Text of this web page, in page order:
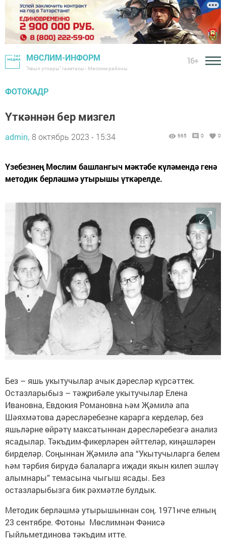
МӨСЛИМ-ИНФОРМ
"Авыл утлары" газетасы - Мөслим районы
16+
ФОТОКАДР
Үткәннән бер мизгел
admin, 8 октябрь 2023 - 15:34 665 0 0
Үзебезнең Мөслим башлангыч мәктәбе күләмендә генә
методик берләшмә утырышы үткәрелде.
Без – яшь укытучылар ачык дәресләр күрсәттек.
Остазларыбыз – тәҗрибәле укытучылар Елена
Ивановна, Евдокия Романовна һәм Җәмилә апа
Шәяхмәтова дәресләребезне карарга керделәр, без
яшьләрне өйрәтү максатыннан дәресләребезгә анализ
ясадылар. Тәкъдим-фикерләрен әйттеләр, киңәшләрен
бирделәр. Соңыннан Җәмилә апа “Укытучыларга белем
һәм тәрбия бирүдә балаларга иҗади якын килеп эшләү
алымнары” темасына чыгыш ясады. Без
остазларыбызга бик рәхмәтле булдык.
Методик берләшмә утырышыннан соң. 1971нче елның
23 сентябре. Фотоны Мөслимнән Фәнисә
Гыйльметдинова тәкъдим итте.